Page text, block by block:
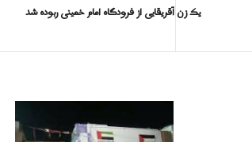
یک زن آقریقایی از فرودگاه امام خمینی ربوده شد